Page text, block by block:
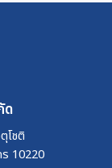
ด
โชติ
ร 10220